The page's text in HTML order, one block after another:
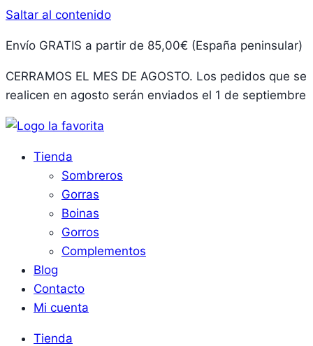
Saltar al contenido
Envío GRATIS a partir de 85,00€ (España peninsular)
CERRAMOS EL MES DE AGOSTO. Los pedidos que se
realicen en agosto serán enviados el 1 de septiembre
Tienda
Sombreros
Gorras
Boinas
Gorros
Complementos
Blog
Contacto
Mi cuenta
Tienda